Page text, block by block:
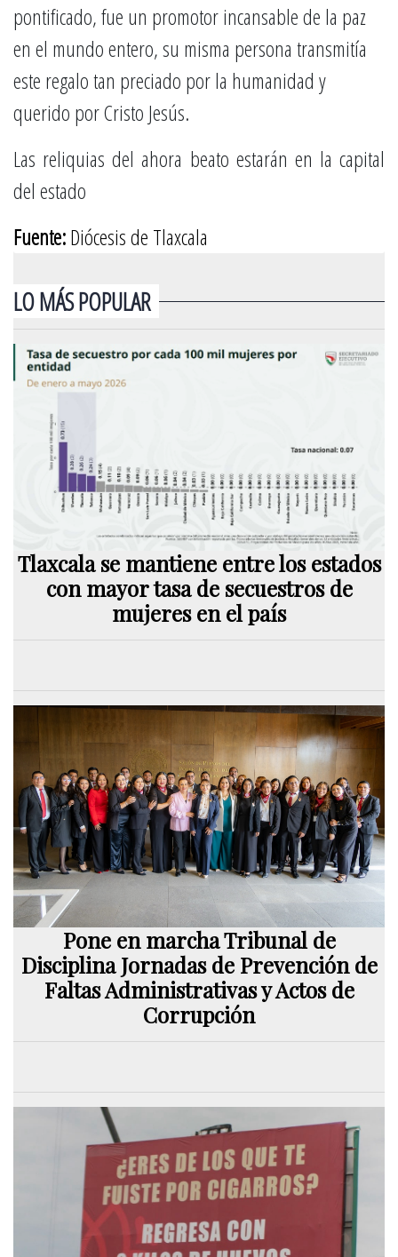
pontificado, fue un promotor incansable de la paz
en el mundo entero, su misma persona transmitía
este regalo tan preciado por la humanidad y
querido por Cristo Jesús.
Las reliquias del ahora beato estarán en la capital
del estado
Fuente:Diócesis de Tlaxcala
LO MÁS POPULAR
Tlaxcala se mantiene entre los estados
con mayor tasa de secuestros de
mujeres en el país
Pone en marcha Tribunal de
Disciplina Jornadas de Prevención de
Faltas Administrativas y Actos de
Corrupción